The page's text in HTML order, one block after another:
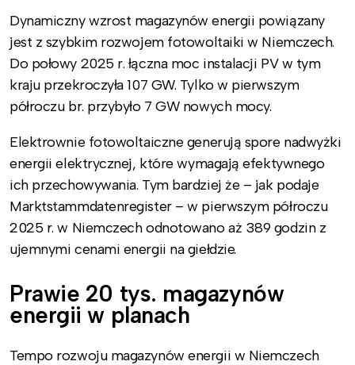
Dynamiczny wzrost magazynów energii powiązany
jest z szybkim rozwojem fotowoltaiki w Niemczech.
Do połowy 2025 r. łączna moc instalacji PV w tym
kraju przekroczyła 107 GW. Tylko w pierwszym
półroczu br. przybyło 7 GW nowych mocy.
Elektrownie fotowoltaiczne generują spore nadwyżki
energii elektrycznej, które wymagają efektywnego
ich przechowywania. Tym bardziej że – jak podaje
Marktstammdatenregister – w pierwszym półroczu
2025 r. w Niemczech odnotowano aż 389 godzin z
ujemnymi cenami energii na giełdzie.
Prawie 20 tys. magazynów
energii w planach
Tempo rozwoju magazynów energii w Niemczech